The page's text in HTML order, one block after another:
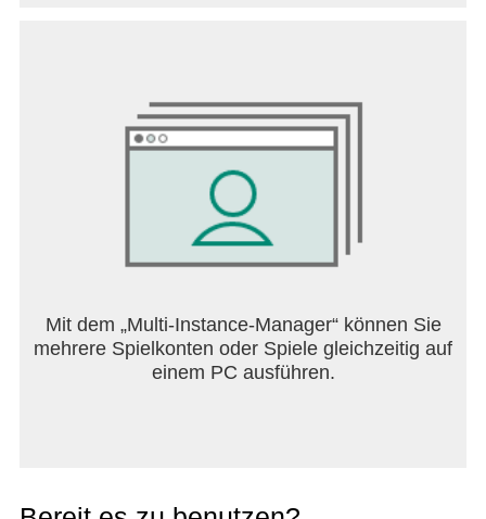
Speicherplatz: (Android 11 oder darunter) Um auf
Speicherplätzen gespeicherte Dateien auf
Webseiten hochzuladen
Benachrichtigungen: (Android 13 oder neuer) Um
den Fortschritt des Herunterladens und Website-
Benachrichtigungen anzuzeigen
Mit dem „Multi-Instance-Manager“ können Sie
mehrere Spielkonten oder Spiele gleichzeitig auf
einem PC ausführen.